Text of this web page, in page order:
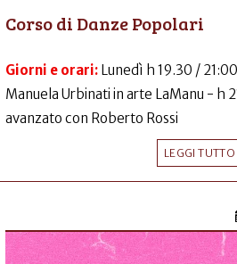
Corso di Danze Popolari
Giorni e orari: Lunedì h 19.30 /
Manuela Urbinati in arte LaManu - h
avanzato con Roberto Rossi
LEGGI TUTTO